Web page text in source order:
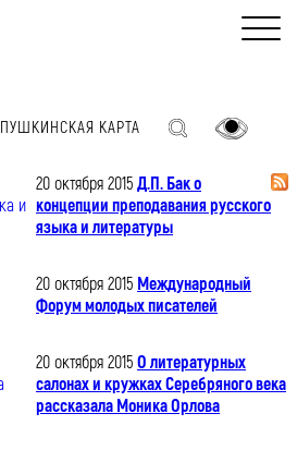
ПУШКИНСКАЯ КАРТА
20 октября 2015 Д.П. Бак о
концепции преподавания русского
языка и литературы
20 октября 2015 Международный
Форум молодых писателей
20 октября 2015 О литературных
салонах и кружках Серебряного века
рассказала Моника Орлова